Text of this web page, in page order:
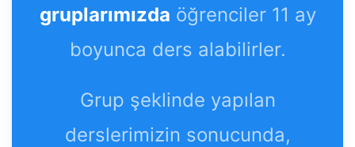
gruplarımızda öğrenciler 11 ay
boyunca ders alabilirler.
Grup şeklinde yapılan
derslerimizin sonucunda,